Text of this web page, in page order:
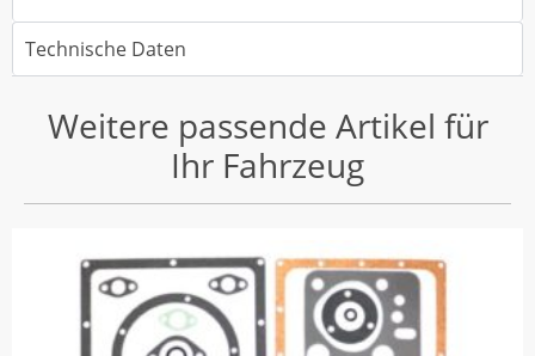
Technische Daten
Weitere passende Artikel für
Ihr Fahrzeug